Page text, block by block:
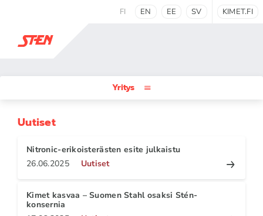
FI EN EE SV KIMET.FI
Yritys
Uutiset
Nitronic-erikoisterästen esite julkaistu
26.06.2025
Uutiset
Kimet kasvaa – Suomen Stahl osaksi Stén-
konsernia